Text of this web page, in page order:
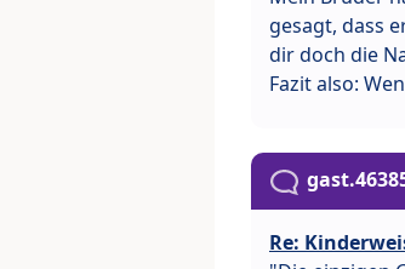
gesagt, dass
dir doch die
Fazit also:
Re: